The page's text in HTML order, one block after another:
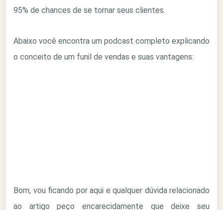
95% de chances de se tornar seus clientes.
Abaixo você encontra um podcast completo explicando
o conceito de um funil de vendas e suas vantagens:
Bom, vou ficando por aqui e qualquer dúvida relacionado
ao artigo peço encarecidamente que deixe seu